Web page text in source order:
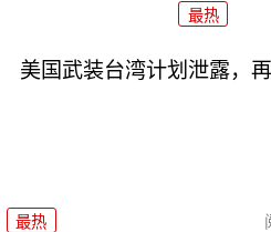
最热
美国武装台湾计划泄露，
最热